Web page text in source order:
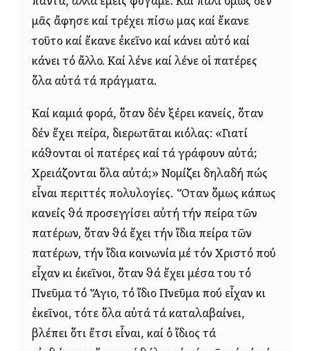
μᾶς ἄφησε καί τρέχει πίσω μας καί ἔκανε
τοῦτο καί ἔκανε ἐκεῖνο καί κάνει αὐτό καί
κάνει τό ἄλλο. Καί λένε καί λένε οἱ πατέρες
ὅλα αὐτά τά πράγματα.
Καί καμιά φορά, ὅταν δέν ξέρει κανείς, ὅταν
δέν ἔχει πείρα, διερωτᾶται κιόλας: «Γιατί
κάθονται οἱ πατέρες καί τά γράφουν αὐτά;
Χρειάζονται ὅλα αὐτά;» Νομίζει δηλαδή πώς
εἶναι περιττές πολυλογίες. Ὅταν ὅμως κάπως
κανείς θά προσεγγίσει αὐτή τήν πείρα τῶν
πατέρων, ὅταν θά ἔχει τήν ἴδια πείρα τῶν
πατέρων, τήν ἴδια κοινωνία μέ τόν Χριστό πού
εἶχαν κι ἐκεῖνοι, ὅταν θά ἔχει μέσα του τό
Πνεῦμα τό Ἅγιο, τό ἴδιο Πνεῦμα πού εἶχαν κι
ἐκεῖνοι, τότε ὅλα αὐτά τά καταλαβαίνει,
βλέπει ὅτι ἔτσι εἶναι, καί ὁ ἴδιος τά